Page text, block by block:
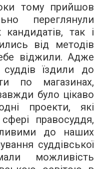
тому прийшов
переглянули
так і
від методів
віджили. Адже
їздили до
по магазинах,
було цікаво
проекти, які
правосуддя,
до наших
суддівської
можливість